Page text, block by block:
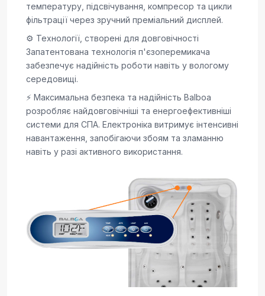
температуру, підсвічування, компресор та цикли
фільтрації через зручний преміальний дисплей.
⚙️ Технології, створені для довговічності
Запатентована технологія п'єзоперемикача
забезпечує надійність роботи навіть у вологому
середовищі.
⚡ Максимальна безпека та надійність Balboa
розробляє найдовговічніші та енергоефективніші
системи для СПА. Електроніка витримує інтенсивні
навантаження, запобігаючи збоям та зламанню
навіть у разі активного використання.